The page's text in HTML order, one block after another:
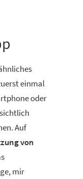
einmal
oder
Auf
von
mir